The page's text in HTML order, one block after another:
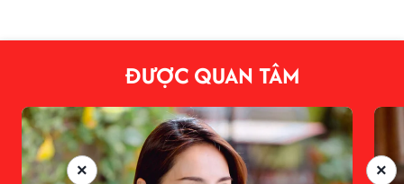
ĐƯỢC QUAN TÂM
×
×